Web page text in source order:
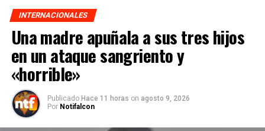
INTERNACIONALES
Una madre apuñala a sus tres hijos
en un ataque sangriento y
«horrible»
Publicado Hace 11 horas on agosto 9, 2026
Por Notifalcon